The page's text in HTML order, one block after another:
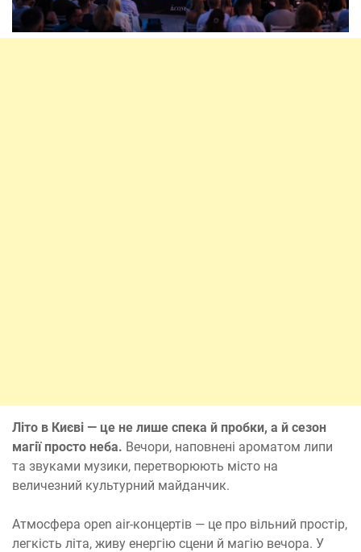
Літо в Києві — це не лише спека й пробки, а й сезон
магії просто неба. Вечори, наповнені ароматом липи
та звуками музики, перетворюють місто на
величезний культурний майданчик.
Атмосфера open air-концертів — це про вільний простір,
легкість літа, живу енергію сцени й магію вечора. У